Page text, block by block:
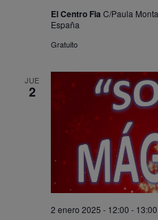
El Centro Fia C/Paula
España
Gratuito
JUE
2
2 enero 2025 - 12:00 - 13:00